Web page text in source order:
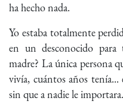
ha hecho nada.
Yo estaba totalmente
en un desconocido
madre? La única persona
vivía, cuántos años
sin que a nadie le importara.